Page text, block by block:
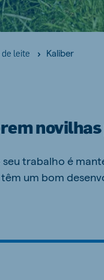
de leite Kaliber
trabalho é
um bom